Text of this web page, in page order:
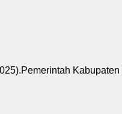
Kabupaten